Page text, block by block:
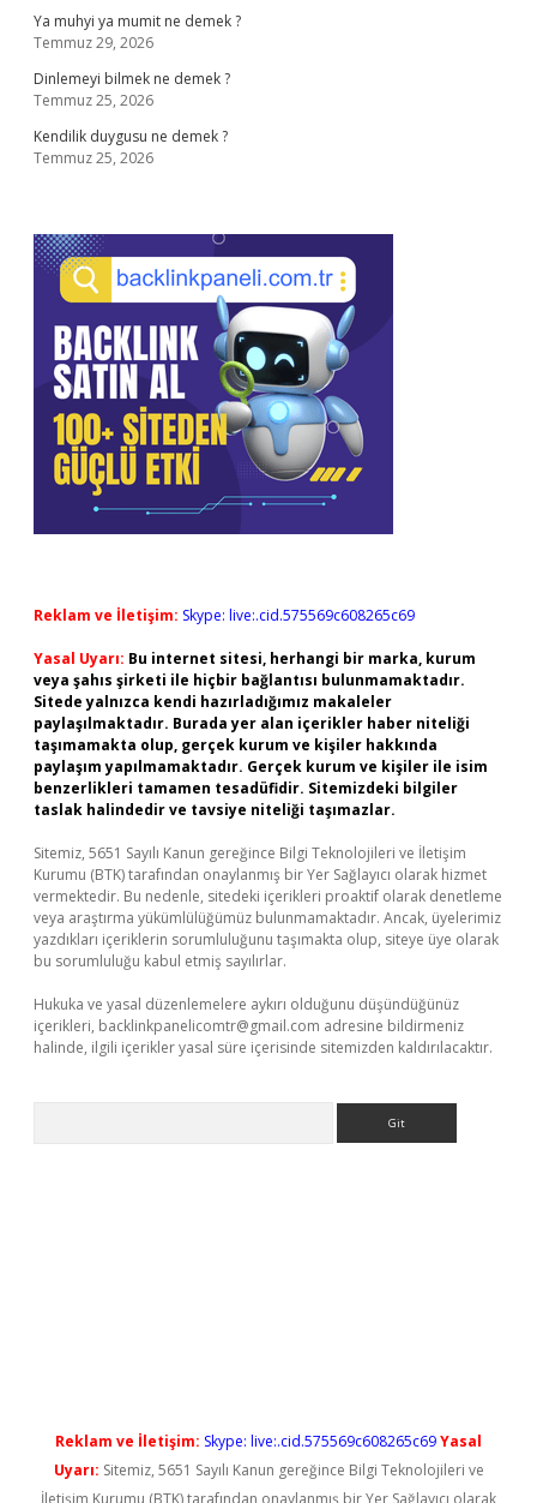
Ya muhyi ya mumit ne demek ?
Temmuz 29, 2026
Dinlemeyi bilmek ne demek ?
Temmuz 25, 2026
Kendilik duygusu ne demek ?
Temmuz 25, 2026
Reklam ve İletişim: Skype: live:.cid.575569c608265c69
Yasal Uyarı: Bu internet sitesi, herhangi bir marka, kurum
veya şahıs şirketi ile hiçbir bağlantısı bulunmamaktadır.
Sitede yalnızca kendi hazırladığımız makaleler
paylaşılmaktadır. Burada yer alan içerikler haber niteliği
taşımamakta olup, gerçek kurum ve kişiler hakkında
paylaşım yapılmamaktadır. Gerçek kurum ve kişiler ile isim
benzerlikleri tamamen tesadüfidir. Sitemizdeki bilgiler
taslak halindedir ve tavsiye niteliği taşımazlar.
Sitemiz, 5651 Sayılı Kanun gereğince Bilgi Teknolojileri ve İletişim
Kurumu (BTK) tarafından onaylanmış bir Yer Sağlayıcı olarak hizmet
vermektedir. Bu nedenle, sitedeki içerikleri proaktif olarak denetleme
veya araştırma yükümlülüğümüz bulunmamaktadır. Ancak, üyelerimiz
yazdıkları içeriklerin sorumluluğunu taşımakta olup, siteye üye olarak
bu sorumluluğu kabul etmiş sayılırlar.
Hukuka ve yasal düzenlemelere aykırı olduğunu düşündüğünüz
içerikleri, backlinkpanelicomtr@gmail.com adresine bildirmeniz
halinde, ilgili içerikler yasal süre içerisinde sitemizden kaldırılacaktır.
Reklam ve İletişim: Skype: live:.cid.575569c608265c69Yasal
Uyarı: Sitemiz, 5651 Sayılı Kanun gereğince Bilgi Teknolojileri ve
İletişim Kurumu (BTK) tarafından onaylanmış bir Yer Sağlayıcı olarak